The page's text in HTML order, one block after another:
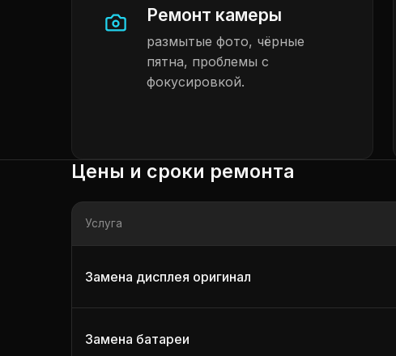
Ремонт камеры
размытые фото, чёрные
пятна, проблемы с
фокусировкой.
Цены и сроки ремонта
Услуга
Замена дисплея оригинал
Замена батареи